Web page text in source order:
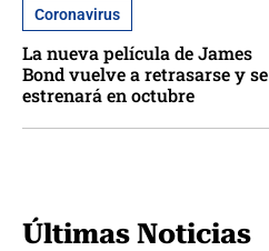
Coronavirus
La nueva película de James
Bond vuelve a retrasarse y se
estrenará en octubre
Últimas Noticias